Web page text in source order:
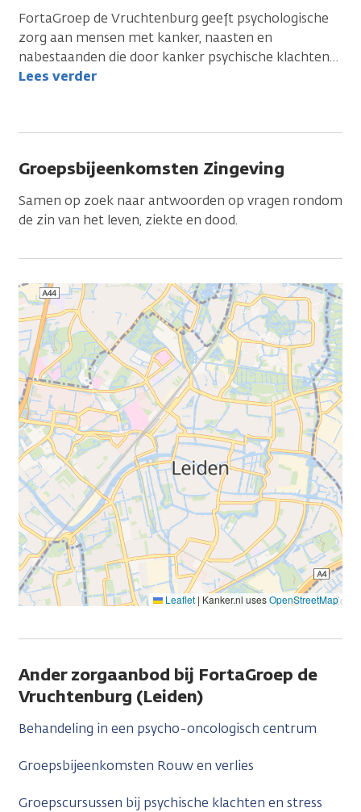
FortaGroep de Vruchtenburg geeft psychologische
zorg aan mensen met kanker, naasten en
nabestaanden die door kanker psychische klachten…
Lees verder
Groepsbijeenkomsten Zingeving
Samen op zoek naar antwoorden op vragen rondom
de zin van het leven, ziekte en dood.
Leaflet | Kanker.nl usesOpenStreetMap
Ander zorgaanbod bij FortaGroep de
Vruchtenburg (Leiden)
Behandeling in een psycho-oncologisch centrum
Groepsbijeenkomsten Rouw en verlies
Groepscursussen bij psychische klachten en stress